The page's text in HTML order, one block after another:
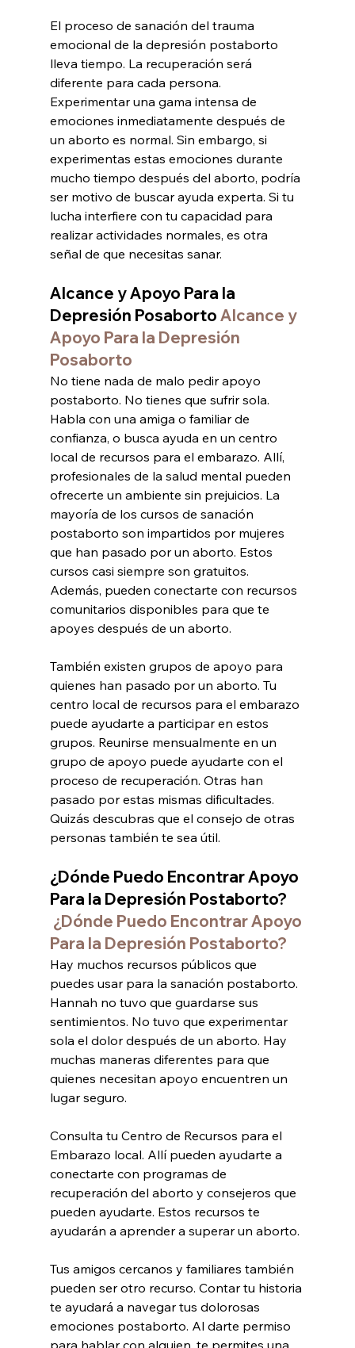
El proceso de sanación del trauma
emocional de la depresión postaborto
lleva tiempo. La recuperación será
diferente para cada persona.
Experimentar una gama intensa de
emociones inmediatamente después de
un aborto es normal. Sin embargo, si
experimentas estas emociones durante
mucho tiempo después del aborto, podría
ser motivo de buscar ayuda experta. Si tu
lucha interfiere con tu capacidad para
realizar actividades normales, es otra
señal de que necesitas sanar.
Alcance y Apoyo Para la
Depresión Posaborto Alcance y
Apoyo Para la Depresión
Posaborto
No tiene nada de malo pedir apoyo
postaborto. No tienes que sufrir sola.
Habla con una amiga o familiar de
confianza, o busca ayuda en un centro
local de recursos para el embarazo. Allí,
profesionales de la salud mental pueden
ofrecerte un ambiente sin prejuicios. La
mayoría de los cursos de sanación
postaborto son impartidos por mujeres
que han pasado por un aborto. Estos
cursos casi siempre son gratuitos.
Además, pueden conectarte con recursos
comunitarios disponibles para que te
apoyes después de un aborto.
También existen grupos de apoyo para
quienes han pasado por un aborto. Tu
centro local de recursos para el embarazo
puede ayudarte a participar en estos
grupos. Reunirse mensualmente en un
grupo de apoyo puede ayudarte con el
proceso de recuperación. Otras han
pasado por estas mismas dificultades.
Quizás descubras que el consejo de otras
personas también te sea útil.
¿Dónde Puedo Encontrar Apoyo
Para la Depresión Postaborto?
¿Dónde Puedo Encontrar Apoyo
Para la Depresión Postaborto?
Hay muchos recursos públicos que
puedes usar para la sanación postaborto.
Hannah no tuvo que guardarse sus
sentimientos. No tuvo que experimentar
sola el dolor después de un aborto. Hay
muchas maneras diferentes para que
quienes necesitan apoyo encuentren un
lugar seguro.
Consulta tu Centro de Recursos para el
Embarazo local. Allí pueden ayudarte a
conectarte con programas de
recuperación del aborto y consejeros que
pueden ayudarte. Estos recursos te
ayudarán a aprender a superar un aborto.
Tus amigos cercanos y familiares también
pueden ser otro recurso. Contar tu historia
te ayudará a navegar tus dolorosas
emociones postaborto. Al darte permiso
para hablar con alguien, te permites una